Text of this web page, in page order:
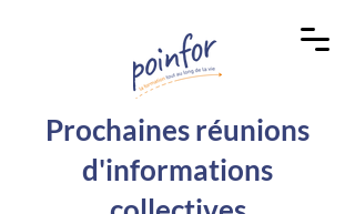
Prochaines réunions
d'informations